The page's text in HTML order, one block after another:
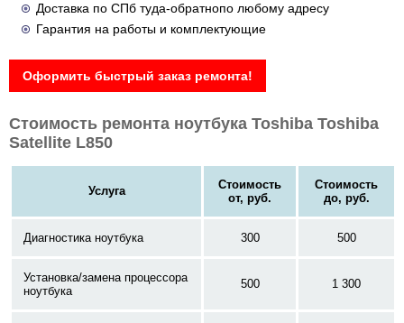
Доставка по СПб туда-обратнопо любому адресу
Гарантия на работы и комплектующие
Оформить быстрый заказ ремонта!
Стоимость ремонта ноутбука Toshiba Toshiba
Satellite L850
Услуга
Стоимость
от, руб.
Стоимость
до, руб.
Диагностика ноутбука 300 500
Установка/замена процессора
ноутбука
500 1 300